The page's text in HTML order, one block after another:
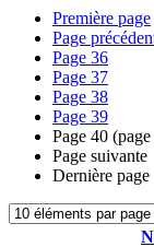
Première page
Page
Page 36
Page 37
Page 38
Page 39
Page 40
Page suivante
Dernière page